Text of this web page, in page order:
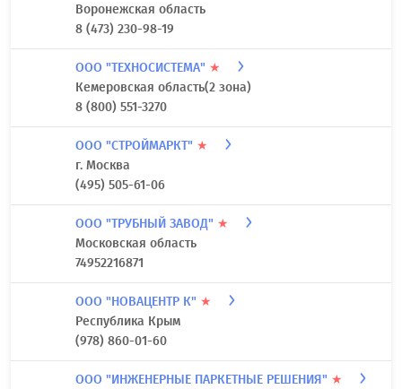
Воронежская область
8 (473) 230-98-19
ООО "ТЕХНОСИСТЕМА" ★
Кемеровская область(2 зона)
8 (800) 551-3270
ООО "СТРОЙМАРКТ" ★
г. Москва
(495) 505-61-06
ООО "ТРУБНЫЙ ЗАВОД" ★
Московская область
74952216871
ООО "НОВАЦЕНТР К" ★
Республика Крым
(978) 860-01-60
ООО "ИНЖЕНЕРНЫЕ ПАРКЕТНЫЕ РЕШЕНИЯ" ★